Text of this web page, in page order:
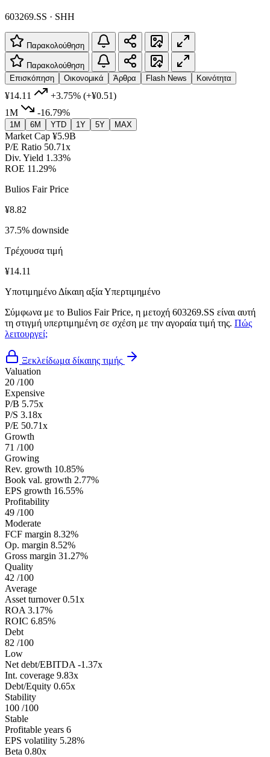
603269.SS · SHH
Παρακολούθηση
Παρακολούθηση
Επισκόπηση
Οικονομικά Άρθρα Flash News Κοινότητα
¥14.11 +3.75% (+¥0.51)
1M
-16.79%
1M 6M YTD 1Y 5Y MAX
Market Cap ¥5.9B
P/E Ratio 50.71x
Div. Yield 1.33%
ROE 11.29%
Bulios Fair Price
¥8.82
37.5% downside
Τρέχουσα τιμή
¥14.11
Υποτιμημένο Δίκαιη αξίαΥπερτιμημένο
Σύμφωνα με το Bulios Fair Price, η μετοχή 603269.SS είναι αυτή
τη στιγμή υπερτιμημένη σε σχέση με την αγοραία τιμή της. Πώς
λειτουργεί;
Ξεκλείδωμα δίκαιης τιμής
Valuation
20 /100
Expensive
P/B 5.75x
P/S 3.18x
P/E 50.71x
Growth
71 /100
Growing
Rev. growth 10.85%
Book val. growth 2.77%
EPS growth 16.55%
Profitability
49 /100
Moderate
FCF margin 8.32%
Op. margin 8.52%
Gross margin 31.27%
Quality
42 /100
Average
Asset turnover 0.51x
ROA 3.17%
ROIC 6.85%
Debt
82 /100
Low
Net debt/EBITDA -1.37x
Int. coverage 9.83x
Debt/Equity 0.65x
Stability
100 /100
Stable
Profitable years 6
EPS volatility 5.28%
Beta 0.80x